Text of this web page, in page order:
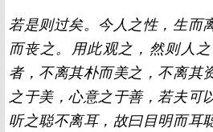
若是则过矣。今人之性，生而
而丧之。用此观之，然则人
者，不离其朴而美之，不离其
之于美，心意之于善，若夫可
听之聪不离耳，故曰目明而耳